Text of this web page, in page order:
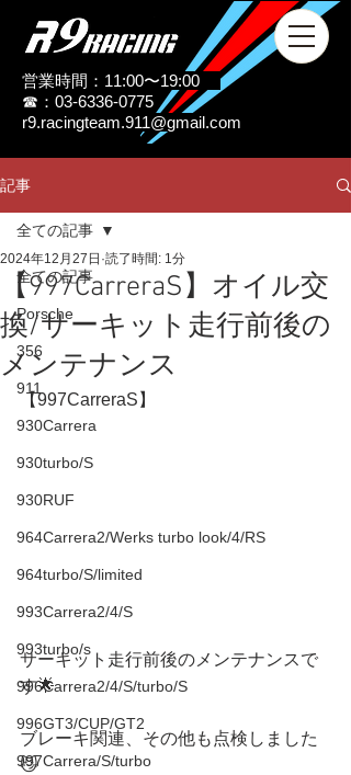
営業時間：11:00〜19:00
☎：03-6336-0775
r9.racingteam.911@gmail.com
記事
全ての記事
Porsche
356
911
930Carrera
930turbo/S
930RUF
964Carrera2/Werks turbo look/4/RS
964turbo/S/limited
993Carrera2/4/S
993turbo/s
996Carrera2/4/S/turbo/S
996GT3/CUP/GT2
997Carrera/S/turbo
全ての記事
【997CarreraS】オイル交
換/サーキット走行前後の
メンテナンス
2024年12月27日 読了時間: 1分
【997CarreraS】
サーキット走行前後のメンテナンスで
す🌟
ブレーキ関連、その他も点検しました
😼